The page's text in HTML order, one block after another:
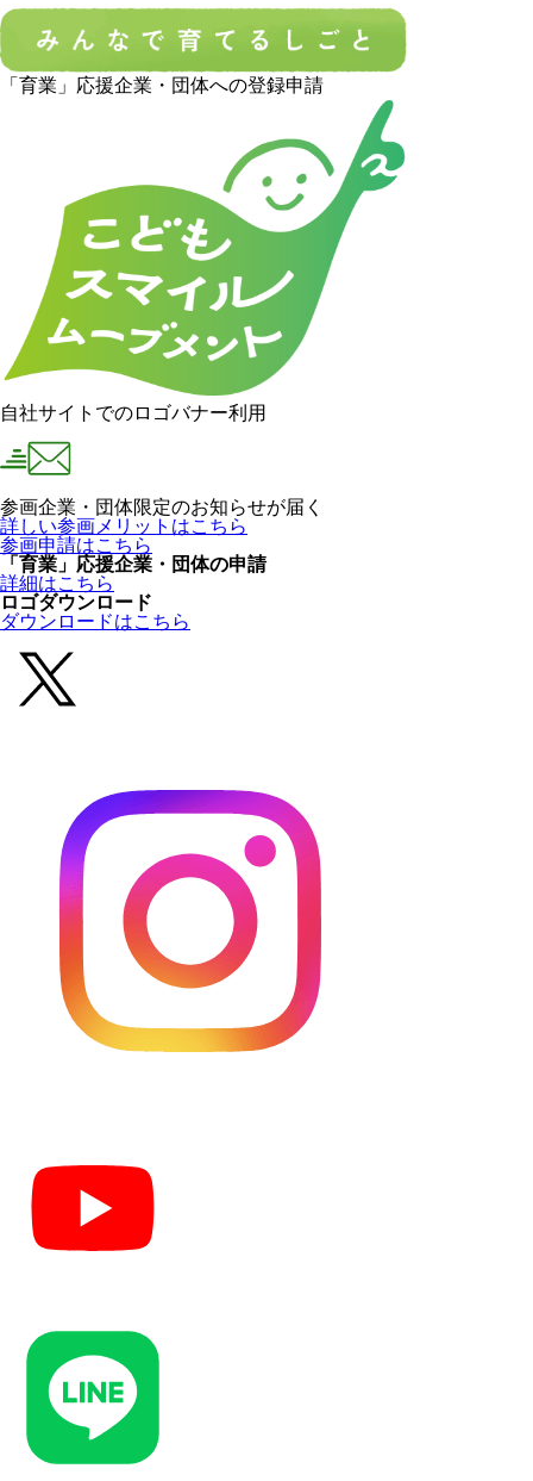
「育業」応援企業・団体への登録申請
自社サイトでのロゴバナー利用
参画企業・団体限定のお知らせが届く
詳しい参画メリットはこちら
参画申請はこちら
「育業」応援企業・団体の申請
詳細はこちら
ロゴダウンロード
ダウンロードはこちら